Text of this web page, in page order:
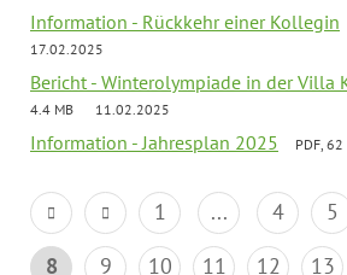
Information - Rückkehr einer Kollegin
17.02.2025
Bericht - Winterolympiade in der Villa
4.4 MB
11.02.2025
Information - Jahresplan 2025 PDF, 62
1 ... 4 5
8
9 10 11 12 13